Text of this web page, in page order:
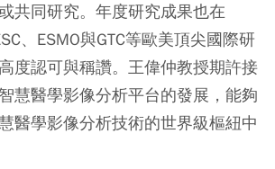
共同研究。年度研究成果也在
、ESMO與GTC等歐美頂尖國際研
度認可與稱讚。王偉仲教授期許接
慧醫學影像分析平台的發展，能夠
醫學影像分析技術的世界級樞紐中